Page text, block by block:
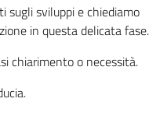
sviluppi e chiediamo
in questa delicata fase.
chiarimento o necessità.